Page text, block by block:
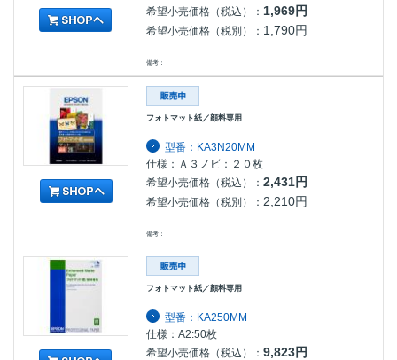
希望小売価格（税込）： 1,969円
希望小売価格（税別）： 1,790円
備考：
フォトマット紙／顔料専用
型番：KA3N20MM
仕様：Ａ３ノビ：２０枚
希望小売価格（税込）：2,431円
希望小売価格（税別）： 2,210円
備考：
フォトマット紙／顔料専用
型番：KA250MM
仕様：A2:50枚
希望小売価格（税込）： 9,823円